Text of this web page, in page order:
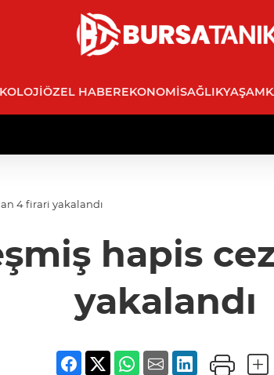
ÖZEL HABEREKONOMISAĞLIKYAŞAM
4 firari yakalandı
hapis
yakalandı